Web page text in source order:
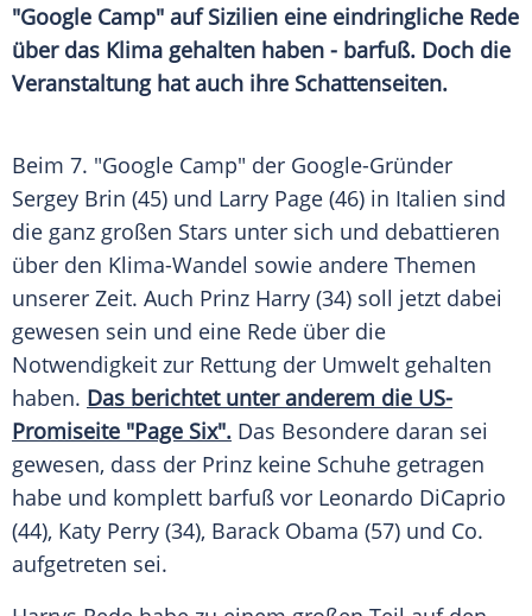
"Google Camp" aufSizilien eine eindringliche Rede
über das Klima gehalten haben - barfuß. Doch die
Veranstaltung hat auch ihre Schattenseiten.
Beim 7. "Google Camp" der Google-Gründer
Sergey Brin (45) und Larry Page (46) in Italien sind
die ganz großen Stars unter sich und debattieren
über den Klima-Wandel sowie andere Themen
unserer Zeit. Auch Prinz Harry (34) soll jetzt dabei
gewesen sein und eine Rede über die
Notwendigkeit zur Rettung der Umwelt gehalten
haben. Das berichtet unter anderem die US-
Promiseite "Page Six". Das Besondere daran sei
gewesen, dass der Prinz keine Schuhe getragen
habe und komplett barfuß vor Leonardo DiCaprio
(44), Katy Perry (34), Barack Obama (57) und Co.
aufgetreten sei.